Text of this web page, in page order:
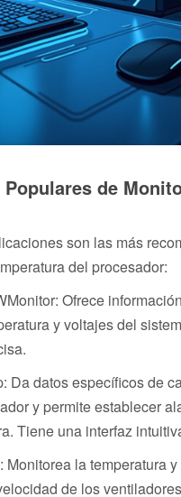
de
son las más
del procesador:
Ofrece
y voltajes del
Da datos específicos de
y permite establecer
Tiene una interfaz
Monitorea la temperatura
de los